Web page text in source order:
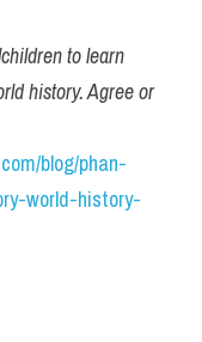
to learn
history. Agree or
blog/phan-
world-history-